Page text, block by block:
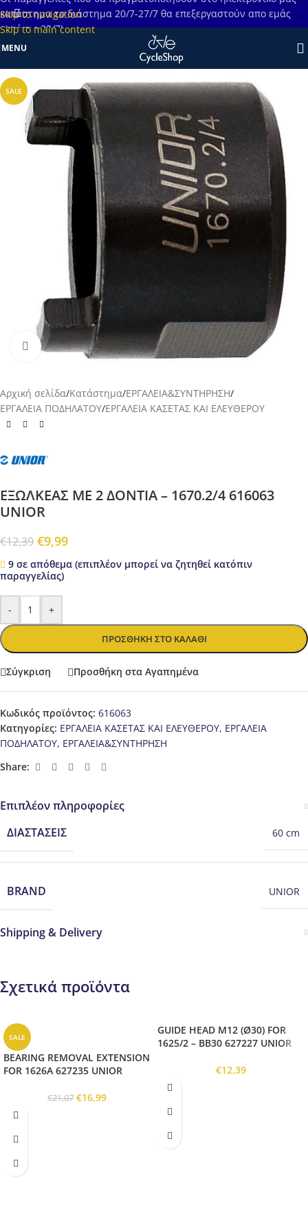
Skip to navigation
Skip to main content
κατάστημα το διάστημα 20/7-27/7 θα επεξεργαστούν απο εμάς
μετά τις 28/7!
MENU
SALE
Προβολή
Αρχική σελίδα/Κατάστημα/ΕΡΓΑΛΕΙΑ&ΣΥΝΤΗΡΗΣΗ/
ΕΡΓΑΛΕΙΑ ΠΟΔΗΛΑΤΟΥ/ΕΡΓΑΛΕΙΑ ΚΑΣΕΤΑΣ ΚΑΙ ΕΛΕΥΘΕΡΟΥ
ΕΞΩΛΚΕΑΣ ΜΕ 2 ΔΟΝΤΙΑ – 1670.2/4 616063
UNIOR
€12,39 €9,99
9 σε απόθεμα (επιπλέον μπορεί να ζητηθεί κατόπιν
παραγγελίας)
- +
ΠΡΟΣΘΉΚΗ ΣΤΟ ΚΑΛΆΘΙ
Σύγκριση Προσθήκη στα Αγαπημένα
Κωδικός προϊόντος: 616063
Κατηγορίες: ΕΡΓΑΛΕΙΑ ΚΑΣΕΤΑΣ ΚΑΙ ΕΛΕΥΘΕΡΟΥ, ΕΡΓΑΛΕΙΑ
ΠΟΔΗΛΑΤΟΥ, ΕΡΓΑΛΕΙΑ&ΣΥΝΤΗΡΗΣΗ
Share:
Επιπλέον πληροφορίες
ΔΙΑΣΤΆΣΕΙΣ
60 cm
BRAND UNIOR
Shipping & Delivery
Σχετικά προϊόντα
SALE
BEARING REMOVAL EXTENSION
FOR 1626A 627235 UNIOR
€21,07 €16,99
GUIDE HEAD M12 (Ø30) FOR
1625/2 – BB30 627227 UNIOR
€12,39